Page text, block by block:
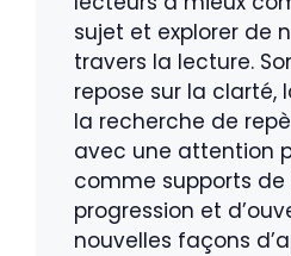
sujet et explorer de
travers la lecture.
repose sur la clarté,
la recherche de
avec une attention
comme supports
progression et
nouvelles façons